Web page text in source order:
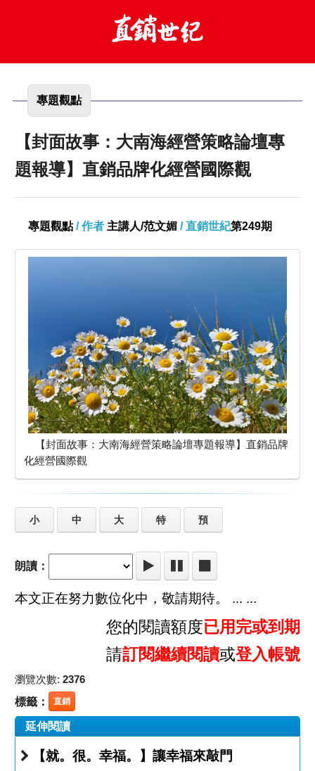
專題觀點
【封面故事：大南海經營策略論壇專
題報導】直銷品牌化經營國際觀
專題觀點/ 作者 主講人/范文媚 / 直銷世紀第249期
【封面故事：大南海經營策略論壇專題報導】直銷品牌
化經營國際觀
小 中 大 特 預
朗讀：
本文正在努力數位化中，敬請期待。 ... ...
您的閱讀額度已用完或到期
請訂閱繼續閱讀或登入帳號
瀏覽次數: 2376
標籤： 直銷
延伸閱讀
【就。很。幸福。】讓幸福來敲門